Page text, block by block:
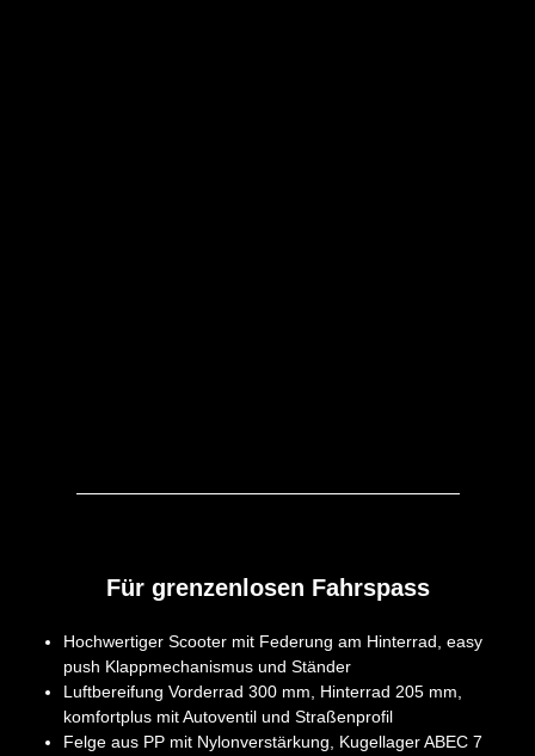
Für grenzenlosen Fahrspass
Hochwertiger Scooter mit Federung am Hinterrad, easy
push Klappmechanismus und Ständer
Luftbereifung Vorderrad 300 mm, Hinterrad 205 mm,
komfortplus mit Autoventil und Straßenprofil
Felge aus PP mit Nylonverstärkung, Kugellager ABEC 7